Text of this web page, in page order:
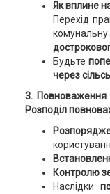
Як вплине
Перехід
комунальну
Будьте
через
3.
Розподіл
Контролю
Наслідки